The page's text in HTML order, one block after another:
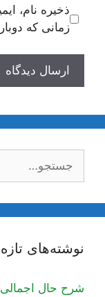
ذخیره نام،
زمانی که
نوشته‌های تازه
شرح حال